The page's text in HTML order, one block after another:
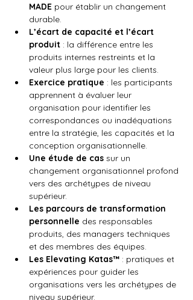
MADE pour établir un changement
durable.
L’écart de capacité et l’écart
produit : la différence entre les
produits internes restreints et la
valeur plus large pour les clients.
Exercice pratique : les participants
apprennent à évaluer leur
organisation pour identifier les
correspondances ou inadéquations
entre la stratégie, les capacités et la
conception organisationnelle.
Une étude de cas sur un
changement organisationnel profond
vers des archétypes de niveau
supérieur.
Les parcours de transformation
personnelle des responsables
produits, des managers techniques
et des membres des équipes.
Les Elevating Katas™ : pratiques et
expériences pour guider les
organisations vers les archétypes de
niveau supérieur.